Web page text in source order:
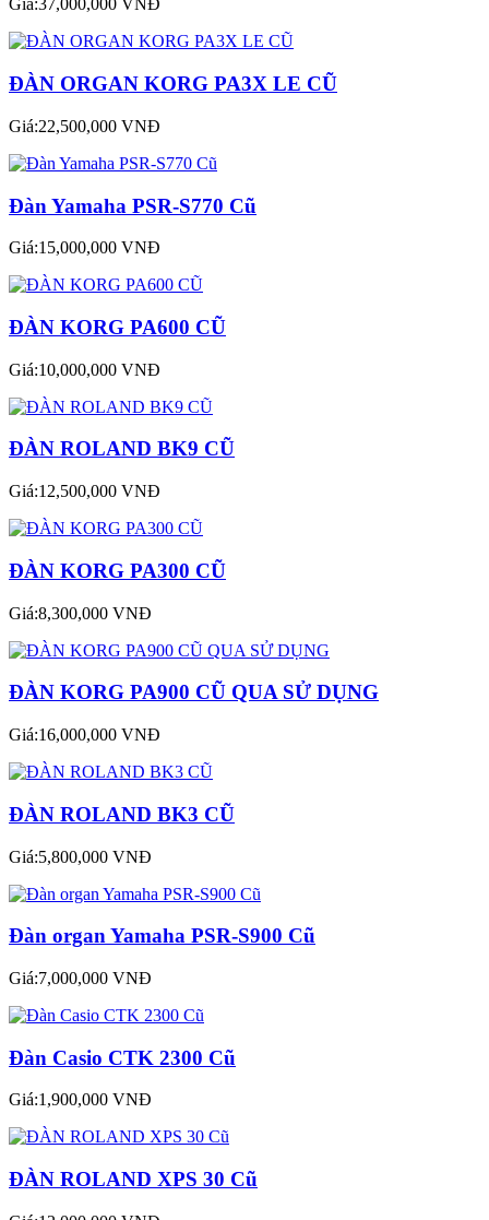
Giá:37,000,000 VNĐ
ĐÀN ORGAN KORG PA3X LE CŨ
Giá:22,500,000 VNĐ
Đàn Yamaha PSR-S770 Cũ
Giá:15,000,000 VNĐ
ĐÀN KORG PA600 CŨ
Giá:10,000,000 VNĐ
ĐÀN ROLAND BK9 CŨ
Giá:12,500,000 VNĐ
ĐÀN KORG PA300 CŨ
Giá:8,300,000 VNĐ
ĐÀN KORG PA900 CŨ QUA SỬ DỤNG
Giá:16,000,000 VNĐ
ĐÀN ROLAND BK3 CŨ
Giá:5,800,000 VNĐ
Đàn organ Yamaha PSR-S900 Cũ
Giá:7,000,000 VNĐ
Đàn Casio CTK 2300 Cũ
Giá:1,900,000 VNĐ
ĐÀN ROLAND XPS 30 Cũ